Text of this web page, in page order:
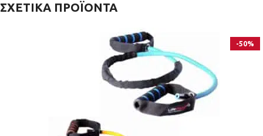
ΣΧΕΤΙΚΆ ΠΡΟΪΌΝΤΑ
-50%